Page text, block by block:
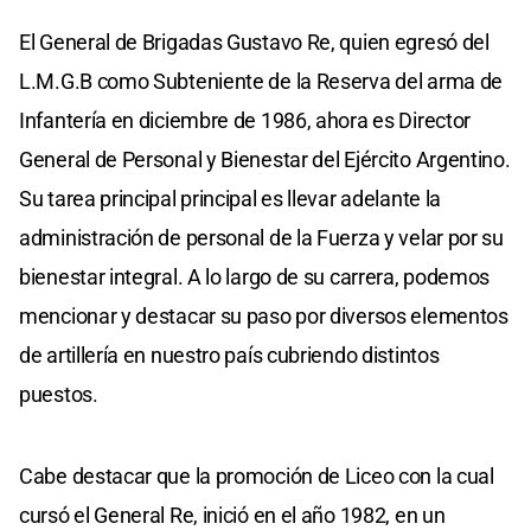
El General de Brigadas Gustavo Re, quien egresó del
L.M.G.B como Subteniente de la Reserva del arma de
Infantería en diciembre de 1986, ahora es Director
General de Personal y Bienestar del Ejército Argentino.
Su tarea principal principal es llevar adelante la
administración de personal de la Fuerza y velar por su
bienestar integral. A lo largo de su carrera, podemos
mencionar y destacar su paso por diversos elementos
de artillería en nuestro país cubriendo distintos
puestos.
Cabe destacar que la promoción de Liceo con la cual
cursó el General Re, inició en el año 1982, en un